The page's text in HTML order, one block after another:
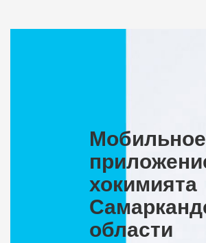
Мобильное
хокимията
области